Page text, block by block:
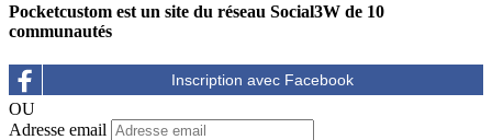
Pocketcustom est un site du réseau Social3W de 10
communautés
OU
Adresse email